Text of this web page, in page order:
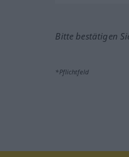
Bitte bestätigen
*Pflichtfeld